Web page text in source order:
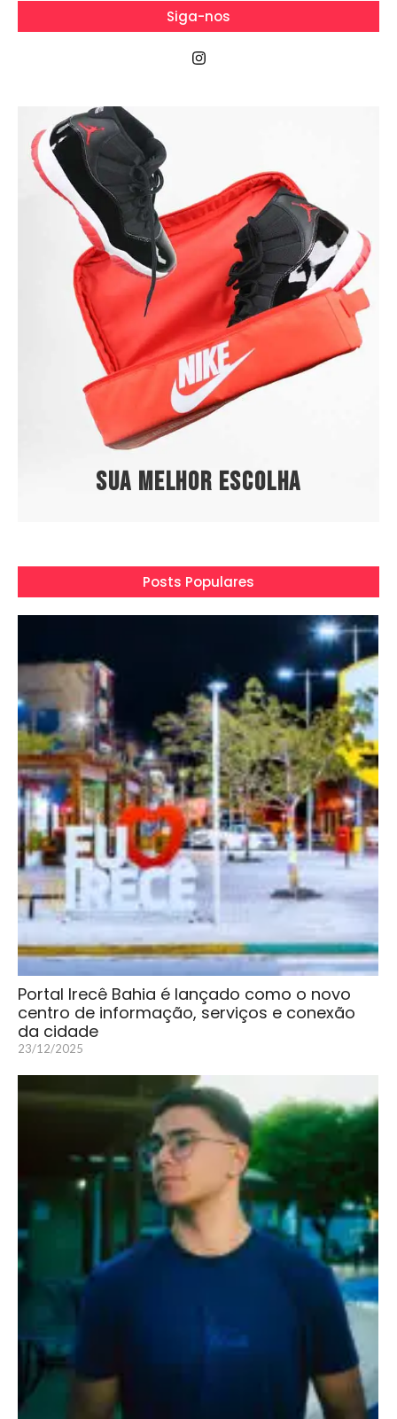
Siga-nos
Sua melhor escolha
Posts Populares
Portal Irecê Bahia é lançado como o novo
centro de informação, serviços e conexão
da cidade
23/12/2025